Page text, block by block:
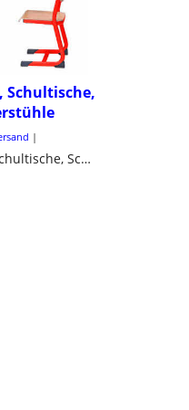
Schultische,
Schulmöbel, Schultische, Schülerstühle